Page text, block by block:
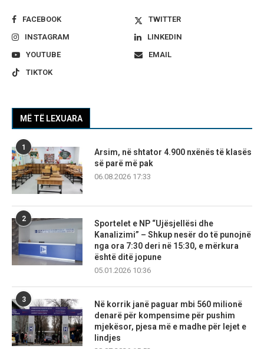
FACEBOOK
TWITTER
INSTAGRAM
LINKEDIN
YOUTUBE
EMAIL
TIKTOK
MË TË LEXUARA
1
Arsim, në shtator 4.900 nxënës të klasës
së parë më pak
06.08.2026 17:33
2
Sportelet e NP “Ujësjellësi dhe
Kanalizimi” – Shkup nesër do të punojnë
nga ora 7:30 deri në 15:30, e mërkura
është ditë jopune
05.01.2026 10:36
3
Në korrik janë paguar mbi 560 milionë
denarë për kompensime për pushim
mjekësor, pjesa më e madhe për lejet e
lindjes